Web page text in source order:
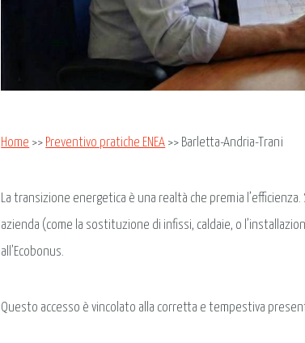
Home >> Preventivo pratiche ENEA >> Barletta-Andria-Trani
La transizione energetica è una realtà che premia
azienda (come la sostituzione di infissi, caldaie, o
all’Ecobonus.
Questo accesso è vincolato alla corretta e tempestiva